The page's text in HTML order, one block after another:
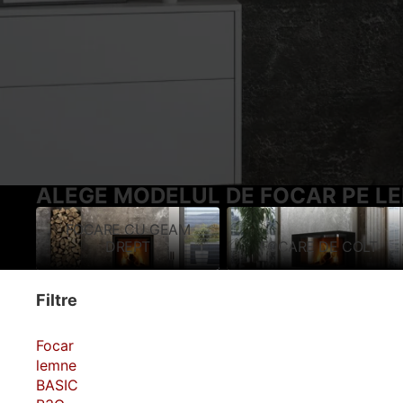
ALEGE MODELUL DE FOCAR PE
FOCARE CU GEAM
DREPT
FOCARE CU GEAM
DREPT
FOCARE DE COLT
FOCARE DE COLT
Filtre
Focar
lemne
BASIC